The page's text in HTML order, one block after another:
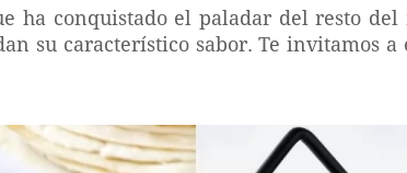
ha conquistado el paladar del resto del
su característico sabor. Te invitamos